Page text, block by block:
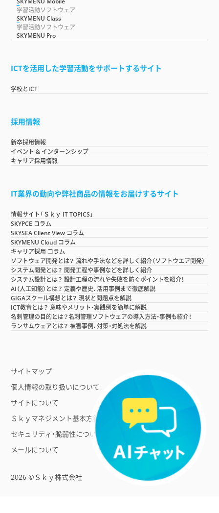
学習活動ソフトウェア
SKYMENU Class
学習活動ソフトウェア
SKYMENU Pro
ICTを活用した学習活動をサポートするサイト
学校とICT
採用情報
新卒採用情報
イベント & インターンシップ
キャリア採用情報
IT業界の動向や弊社商品の情報をお届けするサイト
情報サイト「Ｓｋｙ IT TOPICS」
SKYPCE コラム
SKYSEA Client View コラム
SKYMENU Cloud コラム
キャリア採用 コラム
ソフトウェア開発とは？ 流れや手法などを詳しく紹介（ソフトウエア開発）
システム開発とは？ 開発工程や事例などを詳しく紹介
システム設計とは？ 設計工程の流れや失敗を防ぐポイントを紹介！
AI（人工知能）とは？ 定義や歴史、活用事例まで徹底解説
GIGAスクール構想とは？ 現状と問題点を解説
ICT教育とは？ 意味やメリット・実践例を簡単に解説
名刺管理の目的とは？名刺管理ソフトウェアの導入方法・事例も紹介！
ランサムウェアとは？ 被害事例、対策・対処法を解説
サイトマップ
個人情報の取り扱いについて
サイトについて
Ｓｋｙマネジメント基本方針
セキュリティ・脆弱性について
メールについて
2026 ©Ｓｋｙ株式会社